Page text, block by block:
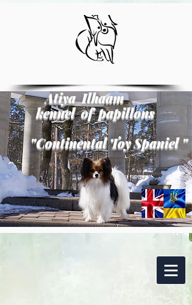
Atiya Ilhaam
kennel of papillons
"Continental Toy Spaniel "